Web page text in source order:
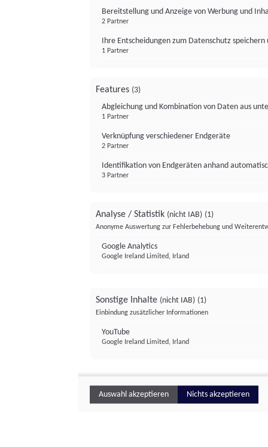
Bereitstellung und Anzeige von Werbung und
2 Partner
Ihre Entscheidungen zum Datenschutz
1 Partner
Features (3)
Abgleichung und Kombination von Daten aus
1 Partner
Verknüpfung verschiedener Endgeräte
2 Partner
Identifikation von Endgeräten anhand
3 Partner
Analyse / Statistik (nicht IAB) (1)
Anonyme Auswertung zur Fehlerbehebung und
Google Analytics
Google Ireland Limited, Irland
Sonstige Inhalte (nicht IAB) (1)
Einbindung zusätzlicher Informationen
YouTube
Google Ireland Limited, Irland
Auswahl akzeptieren Nichts akzeptieren